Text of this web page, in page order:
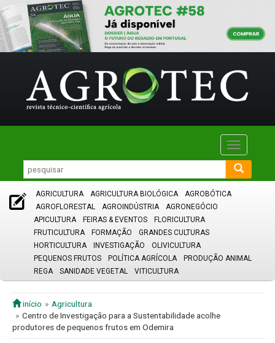
Toggle
AGRICULTURA AGRICULTURA BIOLÓGICA
AGROBÓTICA
AGROFLORESTAL
AGROINDÚSTRIA
AGRONEGÓCIO
APICULTURA
FEIRAS & EVENTOS
FLORICULTURA
FRUTICULTURA
FORMAÇÃO
GRANDES CULTURAS
HORTICULTURA
INVESTIGAÇÃO
OLIVICULTURA
PEQUENOS FRUTOS
POLÍTICA AGRÍCOLA
PRODUÇÃO ANIMAL
REGA
SANIDADE VEGETAL VITICULTURA
início
Agricultura
Centro de Investigação para a Sustentabilidade acolhe
produtores de pequenos frutos em Odemira